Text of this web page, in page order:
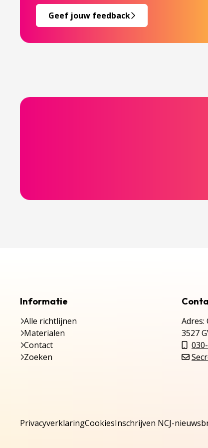
Geef jouw feedback
Informatie
Alle richtlijnen
Materialen
Contact
Zoeken
3527
PrivacyverklaringCookiesInschrijven NCJ-